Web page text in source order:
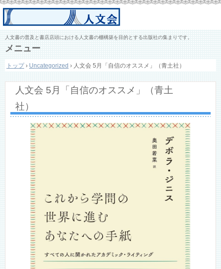
人文書の普及と書店店頭における人文書の棚構築を目的とする出版社の集まりです。
メニュー
ン
ン
キ
トップ › Uncategorized › 人文会 5月「自信のオススメ」（青土社）
人文会 5月「自信のオススメ」（青土
社）